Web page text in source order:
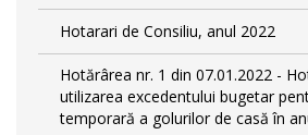
Hotarari de Consiliu, anul 2022
Hotărârea nr. 1 din 07.01.2022 -
utilizarea excedentului bugetar
temporară a golurilor de casă în